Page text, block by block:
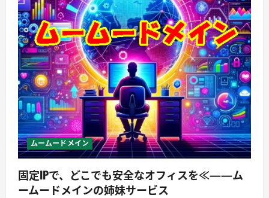
ムームードメイン
固定IPで、どこでも安全なオフィスを≪——ム
ームードメインの姉妹サービス